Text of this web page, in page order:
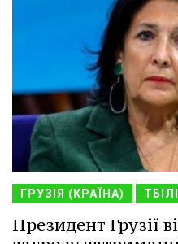
ГРУЗІЯ (КРАЇНА)
Президент Грузії